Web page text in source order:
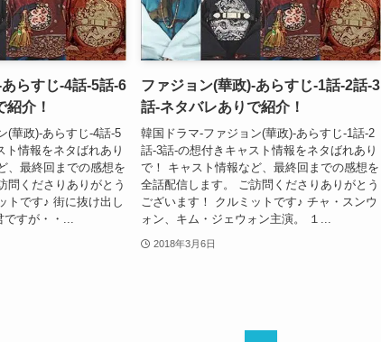
らすじ-4話-5話-6
紹介！
(華政)-あらすじ-4話-5
ト情報をネタばれあり
、最終回までの感想を
問くださりありがとう
トです♪ 街に抜け出し
すが・・...
ファジョン(華政)-あらすじ-1話-2話-3
話-ネタバレありで紹介！
韓国ドラマ-ファジョン(華政)-あらすじ-1話-2
話-3話-の想付きキャスト情報をネタばれあり
で！ キャスト情報など、最終回までの感想を
全話配信します。 ご訪問くださりありがとう
ございます！ クルミットです♪ チャ・スンウ
ォン、キム・ジェウォン主演。 １...
2018年3月6日